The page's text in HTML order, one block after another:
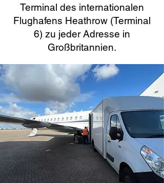
Terminal des internationalen
Flughafens Heathrow (Terminal
6) zu jeder Adresse in
Großbritannien.